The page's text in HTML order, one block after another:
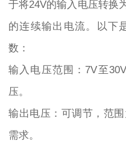
于将24V的输入电压转换
的连续输出电流。以下
数：
输入电压范围：7V至
压。
输出电压：可调节，范
需求。